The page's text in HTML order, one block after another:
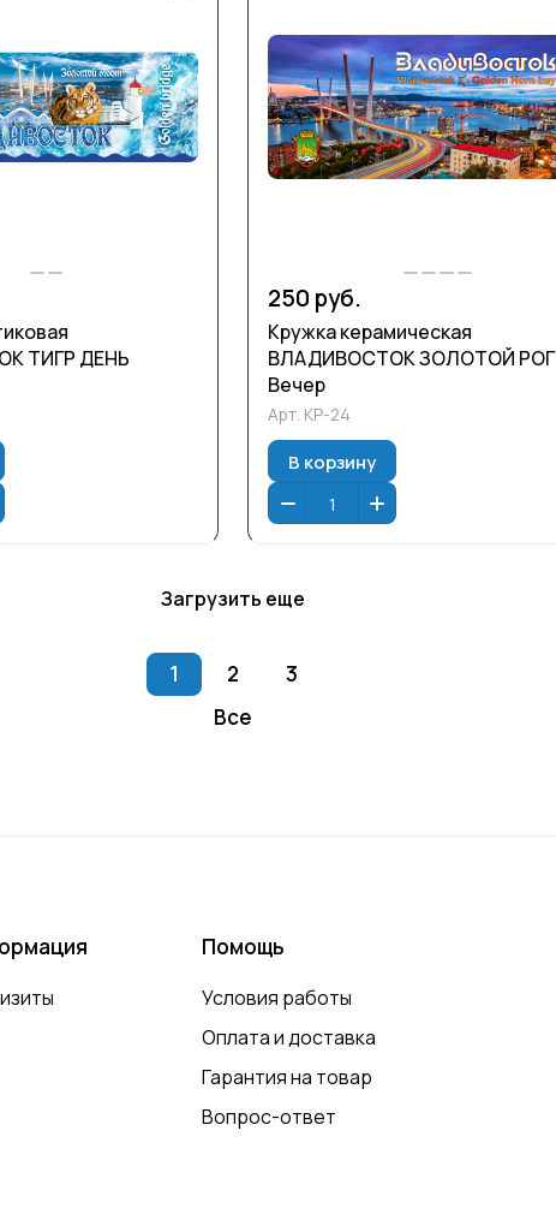
ТИГР ДЕНЬ
250 руб.
Кружка керамическая
ВЛАДИВОСТОК ЗОЛОТОЙ РОГ
Вечер
Арт. КР-24
В корзину
Загрузить еще
1 2
3
Все
Помощь
Условия работы
Оплата и доставка
Гарантия на товар
Вопрос-ответ